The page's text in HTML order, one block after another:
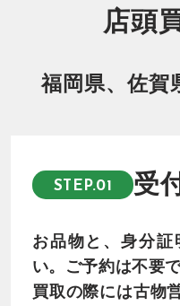
店頭
福岡県、佐賀
STEP.01 受
お品物と、身分証
い。ご予約は不要で
買取の際には古物